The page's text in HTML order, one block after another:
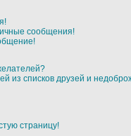
сообщения!
из списков друзей и
страницу!